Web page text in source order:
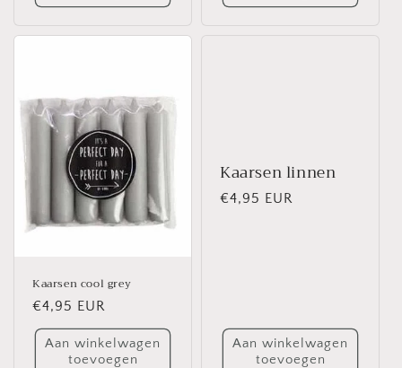
Kaarsen cool grey
Normale
prijs
€4,95 EUR
Aan winkelwagen
toevoegen
Kaarsen linnen
Normale
€4,95 EUR
Aan winkelwagen
toevoegen